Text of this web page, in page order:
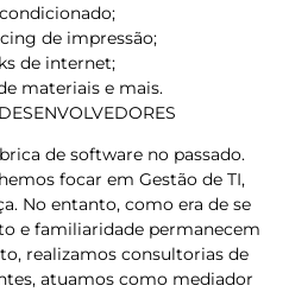
de impressão;
de internet;
materiais e mais.
de software no passado.
focar em Gestão de TI,
No entanto, como era de se
e familiaridade permanecem
realizamos consultorias de
atuamos como mediador